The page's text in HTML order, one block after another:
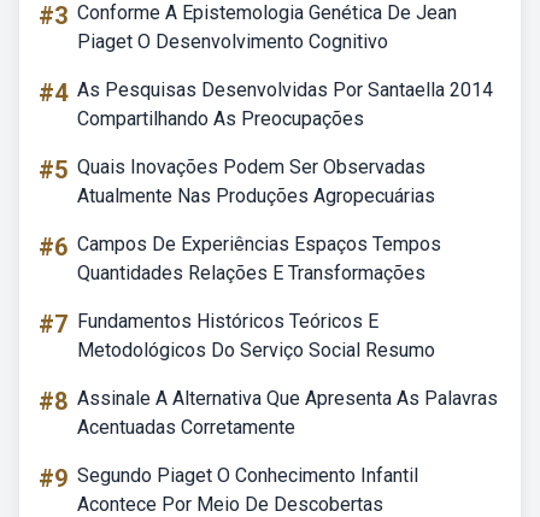
#3 Conforme A Epistemologia Genética De Jean
Piaget O Desenvolvimento Cognitivo
#4 As Pesquisas Desenvolvidas Por Santaella 2014
Compartilhando As Preocupações
#5 Quais Inovações Podem Ser Observadas
Atualmente Nas Produções Agropecuárias
#6 Campos De Experiências Espaços Tempos
Quantidades Relações E Transformações
#7 Fundamentos Históricos Teóricos E
Metodológicos Do Serviço Social Resumo
#8 Assinale A Alternativa Que Apresenta As Palavras
Acentuadas Corretamente
#9 Segundo Piaget O Conhecimento Infantil
Acontece Por Meio De Descobertas